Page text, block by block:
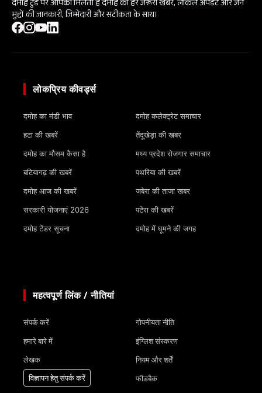
दमोह टुडे पर आपको मिलती हैं दमोह की हर जरूरी खबर, लोकल अपडेट और जन
मुद्दों की जानकारी, जिम्मेदारी और सटीकता के साथ।
लोकप्रिय कीवर्ड्स
दमोह का मंडी भाव
हटा की खबरें
दमोह का मौसम कैसा है
बटियागढ़ की खबरें
दमोह आज की खबरें
सरकारी योजनाएं 2026
दमोह टेंडर सूचना
दमोह कलेक्ट्रेट समाचार
तेंदूखेड़ा की खबर
मध्य प्रदेश रोजगार समाचार
पथरिया की खबरें
जबेरा की ताजा खबर
पटेरा की खबरें
दमोह में घूमने की जगह
महत्वपूर्ण लिंक / नीतियां
संपर्क करें
हमारे बारे में
लेखक
विज्ञापन हेतु संपर्क करें
गोपनीयता नीति
इंग्लिश संस्करण
नियम और शर्तें
फीडबैक